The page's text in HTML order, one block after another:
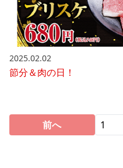
2025.02.02
節分＆肉の日！
前へ